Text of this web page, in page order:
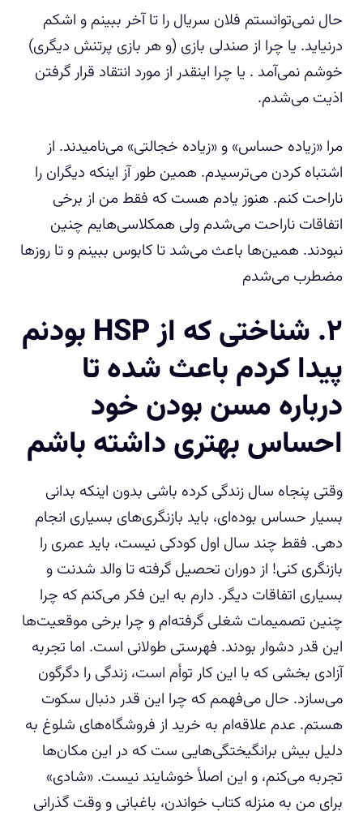
حال نمی‌توانستم فلان سریال را تا آخر ببینم و اشکم
درنیاید. یا چرا از صندلی بازی (و هر بازی پرتنش دیگری)
خوشم نمی‌آمد . یا چرا اینقدر از مورد انتقاد قرار گرفتن
اذیت می‌شدم.
مرا «زیاده حساس» و «زیاده خجالتی» می‌نامیدند. از
اشتباه کردن می‌ترسیدم. همین طور آز اینکه دیگران را
ناراحت کنم. هنوز یادم هست که فقط من از برخی
اتفاقات ناراحت می‌شدم ولی همکلاسی‌هایم چنین
نبودند. همین‌ها باعث می‌شد تا کابوس ببینم و تا روزها
مضطرب می‌شدم
۲. شناختی که از HSP بودنم
پیدا کردم باعث شده تا
درباره مسن بودن خود
احساس بهتری داشته باشم
وقتی پنجاه سال زندگی کرده باشی بدون اینکه بدانی
بسیار حساس بوده‌ای، باید بازنگری‌های بسیاری انجام
دهی. فقط چند سال اول کودکی نیست، باید عمری را
بازنگری کنی! از دوران تحصیل گرفته تا والد شدنت و
بسیاری اتفاقات دیگر. دارم به این فکر می‌کنم که چرا
چنین تصمیمات شغلی گرفته‌ام و چرا برخی موقعیت‌ها
این قدر دشوار بودند. فهرستی طولانی است. اما تجربه
آزادی بخشی که با این کار توأم است، زندگی را دگرگون
می‌سازد. حال می‌فهمم که چرا این قدر دنبال سکوت
هستم. عدم علاقه‌ام به خرید از فروشگاه‌های شلوغ به
دلیل بیش برانگیختگی‌هایی ست که در این مکان‌ها
تجربه می‌کنم، و این اصلأ خوشایند نیست. «شادی»
برای من به منزله کتاب خواندن، باغبانی و وقت گذرانی